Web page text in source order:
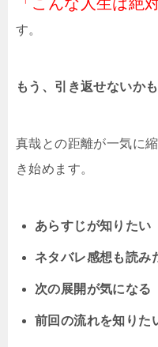
す。
もう、引き返せないかも
真哉との距離が一気に
き始めます。
あらすじが知りたい
ネタバレ感想も読み
次の展開が気になる
前回の流れを知りた